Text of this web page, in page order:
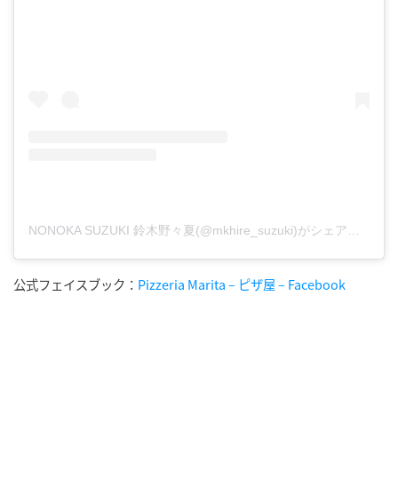
公式フェイスブック： Pizzeria Marita – ピザ屋 – Facebook